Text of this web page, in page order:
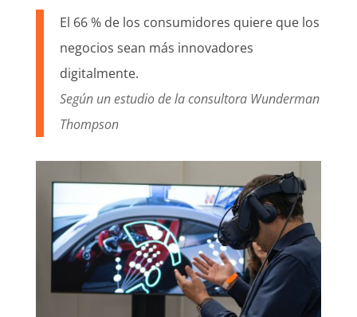
El 66 % de los consumidores quiere que los
negocios sean más innovadores
digitalmente.
Según un estudio de la consultora Wunderman
Thompson